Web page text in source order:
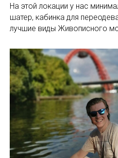
На этой локации у нас
шатер, кабинка для
лучшие виды Живописного